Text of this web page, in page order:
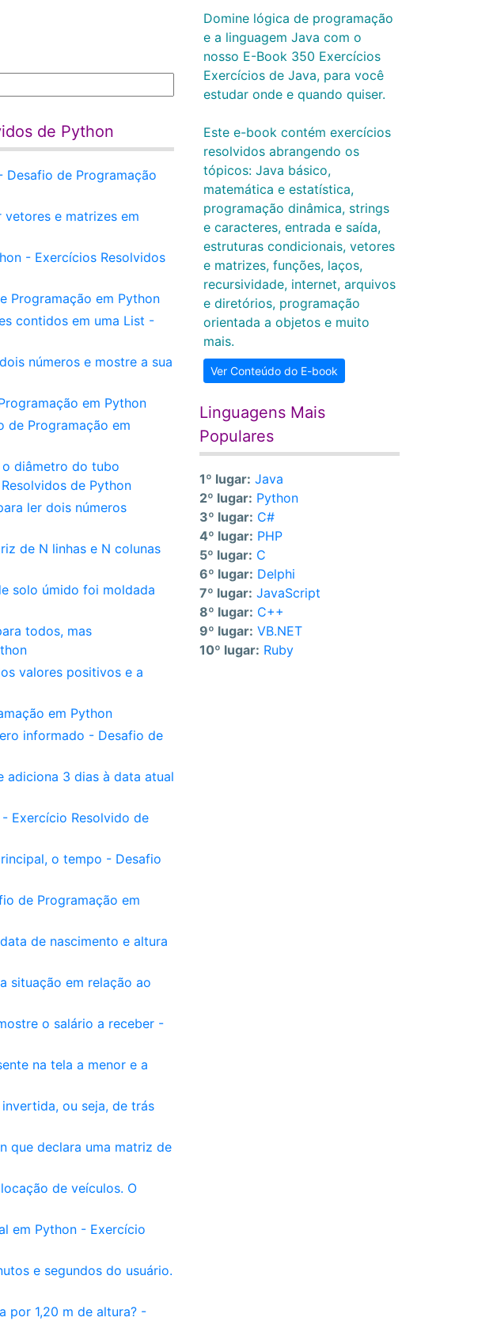
de Python
de Programação
e matrizes em
- Exercícios Resolvidos
Programação em Python
contidos em uma List -
números e mostre a sua
em Python
de Programação em
diâmetro do tubo
de Python
ler dois números
de N linhas e N colunas
solo úmido foi moldada
todos, mas
valores positivos e a
em Python
informado - Desafio de
adiciona 3 dias à data atual
Exercício Resolvido de
o tempo - Desafio
de Programação em
de nascimento e altura
situação em relação ao
o salário a receber -
na tela a menor e a
ou seja, de trás
que declara uma matriz de
de veículos. O
em Python - Exercício
e segundos do usuário.
por 1,20 m de altura? -
Domine lógica de programação
e a linguagem Java com o
nosso E-Book 350 Exercícios
Exercícios de Java, para você
estudar onde e quando quiser.
Este e-book contém exercícios
resolvidos abrangendo os
tópicos: Java básico,
matemática e estatística,
programação dinâmica, strings
e caracteres, entrada e saída,
estruturas condicionais, vetores
e matrizes, funções, laços,
recursividade, internet, arquivos
e diretórios, programação
orientada a objetos e muito
mais.
Ver Conteúdo do E-book
Linguagens Mais
Populares
1º lugar: Java
2º lugar: Python
3º lugar: C#
4º lugar: PHP
5º lugar: C
6º lugar: Delphi
7º lugar: JavaScript
8º lugar: C++
9º lugar: VB.NET
10º lugar: Ruby